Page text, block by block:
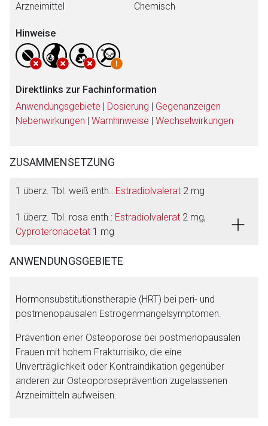
Arzneimittel Chemisch
Hinweise
Direktlinks zur Fachinformation
Anwendungsgebiete | Dosierung | Gegenanzeigen
Nebenwirkungen | Warnhinweise | Wechselwirkungen
ZUSAMMENSETZUNG
1 überz. Tbl. weiß enth.: Estradiolvalerat 2 mg
1 überz. Tbl. rosa enth.: Estradiolvalerat 2 mg,
Cyproteronacetat 1 mg
ANWENDUNGSGEBIETE
Hormonsubstitutionstherapie (HRT) bei peri- und
postmenopausalen Estrogenmangelsymptomen.
Prävention einer Osteoporose bei postmenopausalen
Frauen mit hohem Frakturrisiko, die eine
Unverträglichkeit oder Kontraindikation gegenüber
anderen zur Osteoporoseprävention zugelassenen
Arzneimitteln aufweisen.